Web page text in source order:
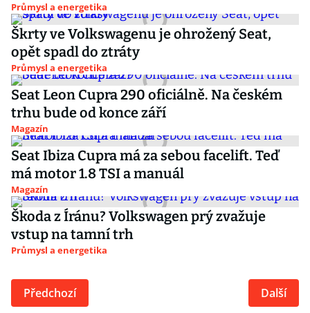
Průmysl a energetika
Škrty ve Volkswagenu je ohrožený Seat,
opět spadl do ztráty
Průmysl a energetika
Seat Leon Cupra 290 oficiálně. Na českém
trhu bude od konce září
Magazín
Seat Ibiza Cupra má za sebou facelift. Teď
má motor 1.8 TSI a manuál
Magazín
Škoda z Íránu? Volkswagen prý zvažuje
vstup na tamní trh
Průmysl a energetika
Předchozí Další